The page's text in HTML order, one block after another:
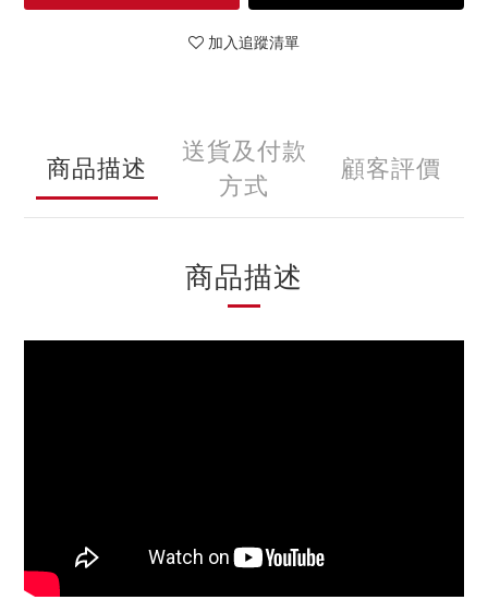
加入追蹤清單
商品描述
送貨及付款
方式
顧客評價
商品描述